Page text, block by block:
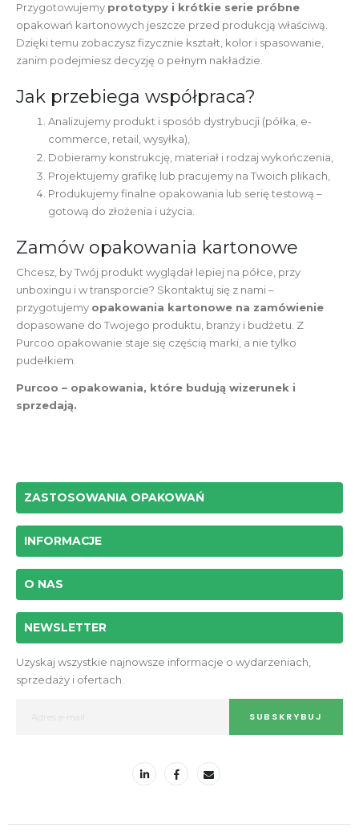
Przygotowujemy prototypy i krótkie serie próbne
opakowań kartonowych jeszcze przed produkcją właściwą.
Dzięki temu zobaczysz fizycznie kształt, kolor i spasowanie,
zanim podejmiesz decyzję o pełnym nakładzie.
Jak przebiega współpraca?
Analizujemy produkt i sposób dystrybucji (półka, e-
commerce, retail, wysyłka),
Dobieramy konstrukcję, materiał i rodzaj wykończenia,
Projektujemy grafikę lub pracujemy na Twoich plikach,
Produkujemy finalne opakowania lub serię testową –
gotową do złożenia i użycia.
Zamów opakowania kartonowe
Chcesz, by Twój produkt wyglądał lepiej na półce, przy
unboxingu i w transporcie? Skontaktuj się z nami –
przygotujemy opakowania kartonowe na zamówienie
dopasowane do Twojego produktu, branży i budżetu. Z
Purcoo opakowanie staje się częścią marki, a nie tylko
pudełkiem.
Purcoo – opakowania, które budują wizerunek i
sprzedają.
ZASTOSOWANIA OPAKOWAŃ
INFORMACJE
O NAS
NEWSLETTER
Uzyskaj wszystkie najnowsze informacje o wydarzeniach,
sprzedaży i ofertach.
SUBSKRYBUJ